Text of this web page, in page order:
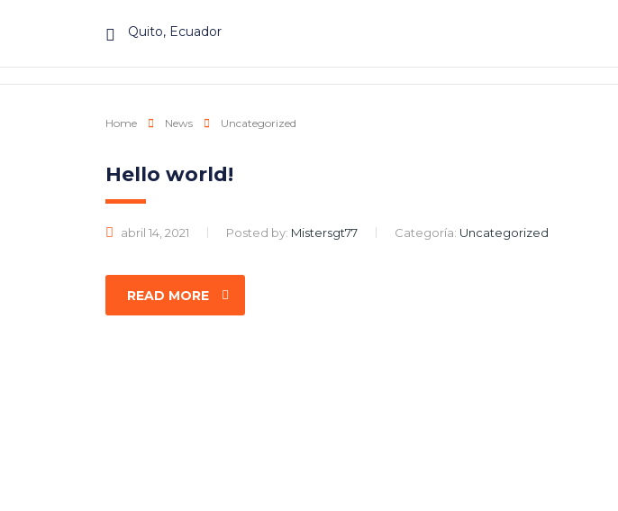
Quito, Ecuador
Home News Uncategorized
Hello world!
abril 14, 2021 Posted by: Mistersgt77 Categoría: Uncategorized
READ MORE